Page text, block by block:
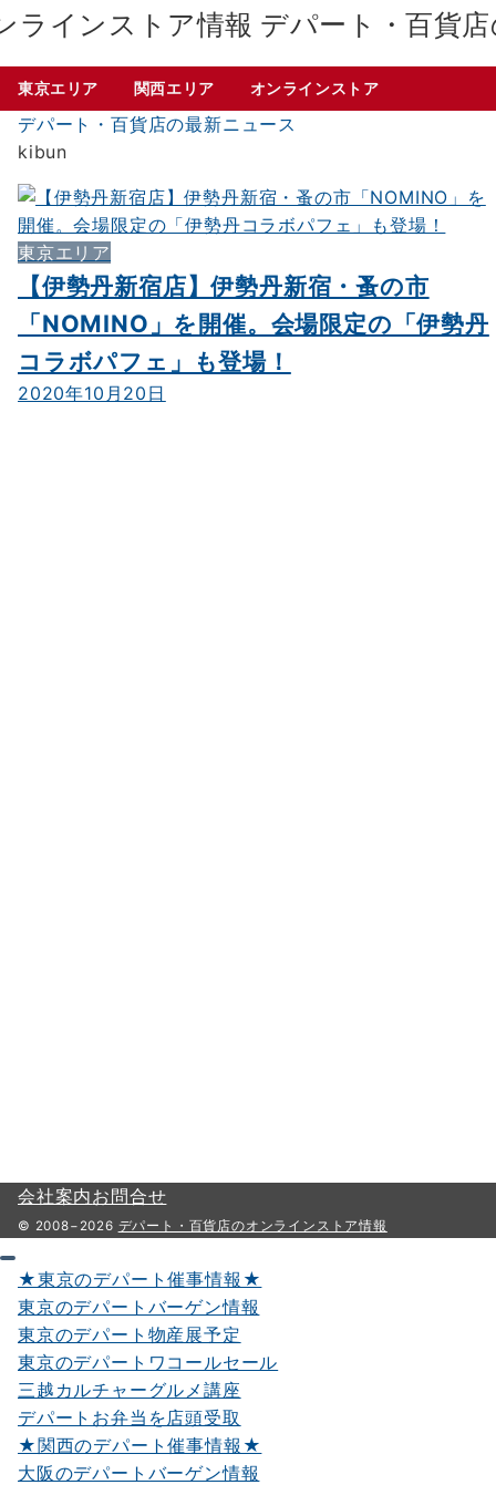
デパート・百貨
東京エリア 関西エリア オンラインストア
デパート・百貨店の最新ニュース
kibun
東京エリア
【伊勢丹新宿店】伊勢丹新宿・蚤の市
「NOMINO」を開催。会場限定の「伊勢丹
コラボパフェ」も登場！
2020年10月20日
会社案内お問合せ
© 2008−2026 デパート・百貨店のオンラインストア情報
★東京のデパート催事情報★
東京のデパートバーゲン情報
東京のデパート物産展予定
東京のデパートワコールセール
三越カルチャーグルメ講座
デパートお弁当を店頭受取
★関西のデパート催事情報★
大阪のデパートバーゲン情報